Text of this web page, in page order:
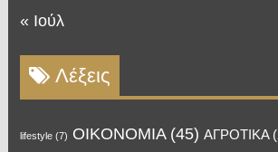
« Ιούλ
Λέξεις
lifestyle(7) OIKONOMIA(45) ΑΓΡΟΤΙΚΑ